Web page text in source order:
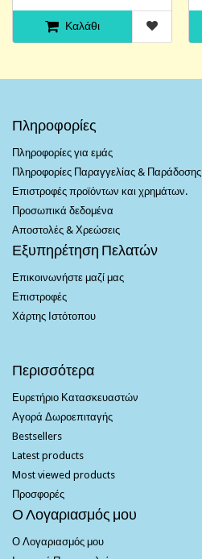
Καλάθι
Πληροφορίες
Πληροφορίες για εμάς
Πληροφορίες Παραγγελίας & Παράδοσης
Επιστροφές προϊόντων και χρημάτων.
Προσωπικά δεδομένα
Αποστολές & Χρεώσεις
Εξυπηρέτηση Πελατών
Επικοινωνήστε μαζί μας
Επιστροφές
Χάρτης Ιστότοπου
Περισσότερα
Ευρετήριο Κατασκευαστών
Αγορά Δωροεπιταγής
Bestsellers
Latest products
Most viewed products
Προσφορές
Ο Λογαριασμός μου
Ο Λογαριασμός μου